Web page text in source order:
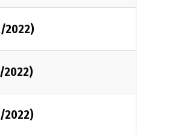
2022)
2022)
2022)